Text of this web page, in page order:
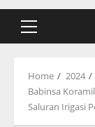
Primary
Home 2024
Babinsa
Saluran Irigasi